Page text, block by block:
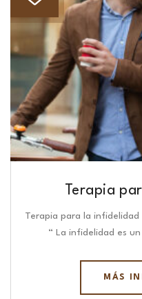
Terapia
Terapia para la
“ La infidelidad es
MÁS